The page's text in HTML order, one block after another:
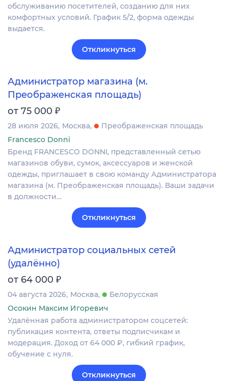
обслуживанию посетителей, созданию для них
комфортных условий. График 5/2, форма одежды
выдается.
Откликнуться
Администратор магазина (м.
Преображенская площадь)
от 75 000 ₽
28 июля 2026 Москва
Преображенская площадь
Francesco Donni
Бренд FRANCESCO DONNI, представленный сетью
магазинов обуви, сумок, аксессуаров и женской
одежды, приглашает в свою команду Администратора
магазина (м. Преображенская площадь). Ваши задачи
в должности…
Откликнуться
Администратор социальных сетей
(удалённо)
от 64 000 ₽
04 августа 2026 Москва
Белорусская
Осокин Максим Игоревич
Удалённая работа администратором соцсетей:
публикация контента, ответы подписчикам и
модерация. Доход от 64 000 ₽, гибкий график,
обучение с нуля.
Откликнуться